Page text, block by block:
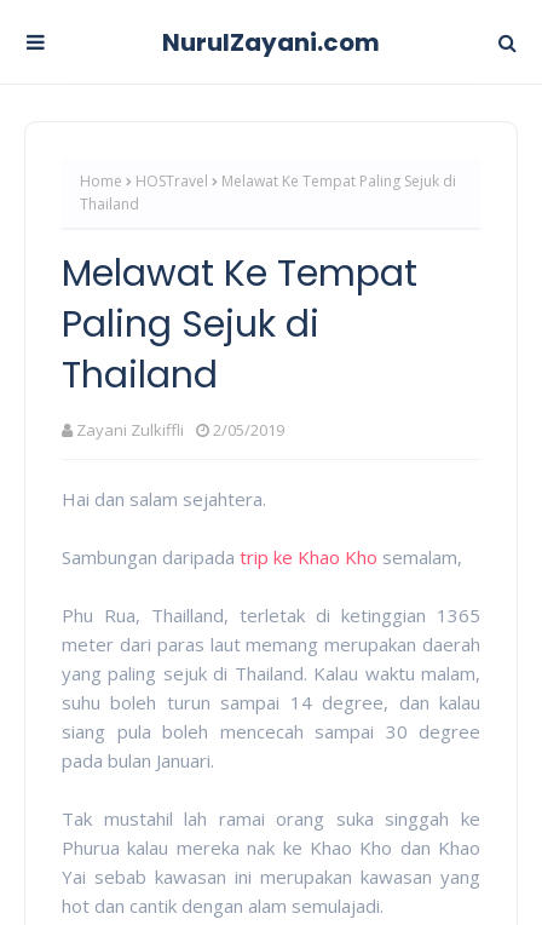
NurulZayani.com
Home HOSTravel
Melawat Ke Tempat Paling Sejuk di
Thailand
Melawat Ke Tempat
Paling Sejuk di
Thailand
Zayani Zulkiffli 2/05/2019
Hai dan salam sejahtera.
Sambungan daripada trip ke Khao Kho semalam,
Phu Rua, Thailland, terletak di ketinggian 1365
meter dari paras laut memang merupakan daerah
yang paling sejuk di Thailand. Kalau waktu malam,
suhu boleh turun sampai 14 degree, dan kalau
siang pula boleh mencecah sampai 30 degree
pada bulan Januari.
Tak mustahil lah ramai orang suka singgah ke
Phurua kalau mereka nak ke Khao Kho dan Khao
Yai sebab kawasan ini merupakan kawasan yang
hot dan cantik dengan alam semulajadi.